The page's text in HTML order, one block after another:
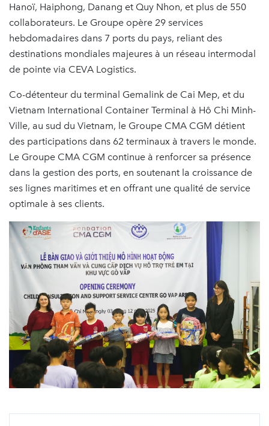
Hanoï, Haiphong, Danang et Quy Nhon, et plus de 550
collaborateurs. Le Groupe opère 29 services
hebdomadaires dans 7 ports du pays, reliant des
destinations mondiales majeures à un réseau intermodal
de pointe via CEVA Logistics.
Co-détenteur du terminal Gemalink de Cai Mep, et du
Vietnam International Container Terminal à Hô Chi Minh-
Ville, au sud du Vietnam, le Groupe CMA CGM détient
des participations dans 62 terminaux à travers le monde.
Le Groupe CMA CGM continue à renforcer sa présence
dans la gestion des ports, en soutenant la croissance de
ses lignes maritimes et en offrant une qualité de service
optimale à ses clients.